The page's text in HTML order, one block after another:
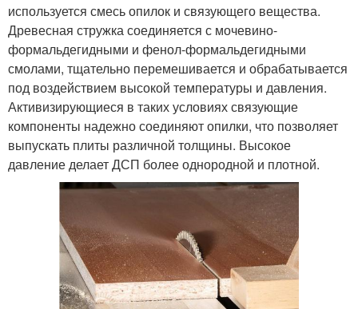
используется смесь опилок и связующего вещества.
Древесная стружка соединяется с мочевино-
формальдегидными и фенол-формальдегидными
смолами, тщательно перемешивается и обрабатывается
под воздействием высокой температуры и давления.
Активизирующиеся в таких условиях связующие
компоненты надежно соединяют опилки, что позволяет
выпускать плиты различной толщины. Высокое
давление делает ДСП более однородной и плотной.